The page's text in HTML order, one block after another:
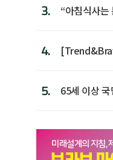
3.
“아침식사
4.
5. 65세 이상